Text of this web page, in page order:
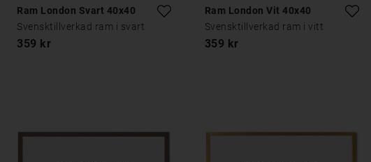
Ram London Svart 40x40
Svensktillverkad ram i svart
359 kr
Ram London Vit 40x40
Svensktillverkad ram i vitt
359 kr